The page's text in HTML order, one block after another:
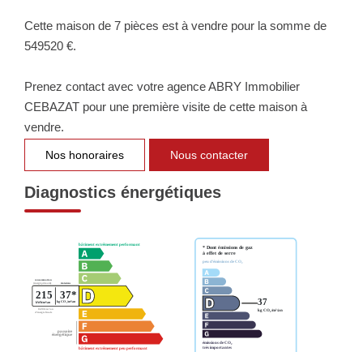
Cette maison de 7 pièces est à vendre pour la somme de
549520 €.
Prenez contact avec votre agence ABRY Immobilier
CEBAZAT pour une première visite de cette maison à
vendre.
Nos honoraires Nous contacter
Diagnostics énergétiques